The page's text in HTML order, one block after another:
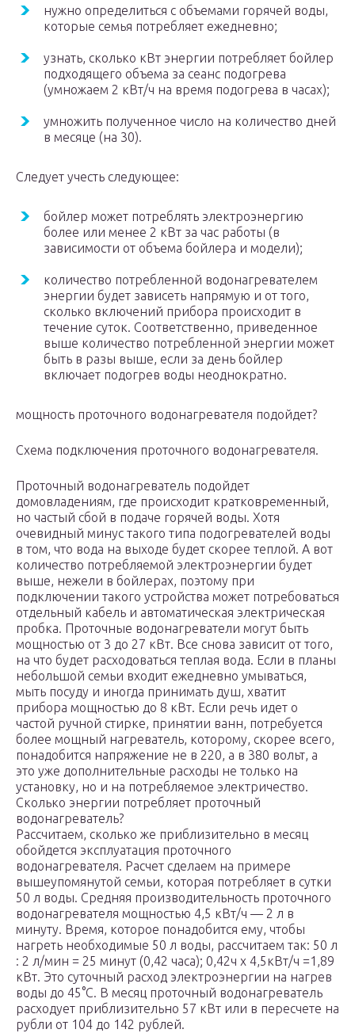
нужно определиться с объемами горячей воды,
которые семья потребляет ежедневно;
узнать, сколько кВт энергии потребляет бойлер
подходящего объема за сеанс подогрева
(умножаем 2 кВт/ч на время подогрева в часах);
умножить полученное число на количество дней
в месяце (на 30).
Следует учесть следующее:
бойлер может потреблять электроэнергию
более или менее 2 кВт за час работы (в
зависимости от объема бойлера и модели);
количество потребленной водонагревателем
энергии будет зависеть напрямую и от того,
сколько включений прибора происходит в
течение суток. Соответственно, приведенное
выше количество потребленной энергии может
быть в разы выше, если за день бойлер
включает подогрев воды неоднократно.
мощность проточного водонагревателя подойдет?
Схема подключения проточного водонагревателя.
Проточный водонагреватель подойдет
домовладениям, где происходит кратковременный,
но частый сбой в подаче горячей воды. Хотя
очевидный минус такого типа подогревателей воды
в том, что вода на выходе будет скорее теплой. А вот
количество потребляемой электроэнергии будет
выше, нежели в бойлерах, поэтому при
подключении такого устройства может потребоваться
отдельный кабель и автоматическая электрическая
пробка. Проточные водонагреватели могут быть
мощностью от 3 до 27 кВт. Все снова зависит от того,
на что будет расходоваться теплая вода. Если в планы
небольшой семьи входит ежедневно умываться,
мыть посуду и иногда принимать душ, хватит
прибора мощностью до 8 кВт. Если речь идет о
частой ручной стирке, принятии ванн, потребуется
более мощный нагреватель, которому, скорее всего,
понадобится напряжение не в 220, а в 380 вольт, а
это уже дополнительные расходы не только на
установку, но и на потребляемое электричество.
Сколько энергии потребляет проточный
водонагреватель?
Рассчитаем, сколько же приблизительно в месяц
обойдется эксплуатация проточного
водонагревателя. Расчет сделаем на примере
вышеупомянутой семьи, которая потребляет в сутки
50 л воды. Средняя производительность проточного
водонагревателя мощностью 4,5 кВт/ч — 2 л в
минуту. Время, которое понадобится ему, чтобы
нагреть необходимые 50 л воды, рассчитаем так: 50 л
: 2 л/мин = 25 минут (0,42 часа); 0,42ч х 4,5кВт/ч =1,89
кВт. Это суточный расход электроэнергии на нагрев
воды до 45°С. В месяц проточный водонагреватель
расходует приблизительно 57 кВт или в пересчете на
рубли от 104 до 142 рублей.